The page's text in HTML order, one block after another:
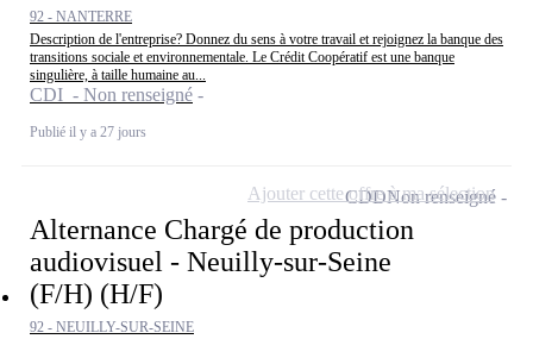
92 - NANTERRE
Description de l'entreprise? Donnez du sens à votre travail et rejoignez la banque des
transitions sociale et environnementale. Le Crédit Coopératif est une banque
singulière, à taille humaine au...
CDI - Non renseigné
Publié il y a 27 jours
Alternance Chargé de production
audiovisuel - Neuilly-sur-Seine
(F/H) (H/F)
92 - NEUILLY-SUR-SEINE
CDDNon renseigné
Ajouter cette offre à ma sélection